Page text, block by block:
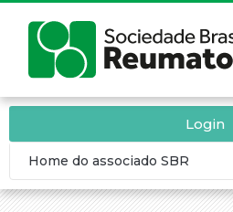
Login
Home do associado SBR